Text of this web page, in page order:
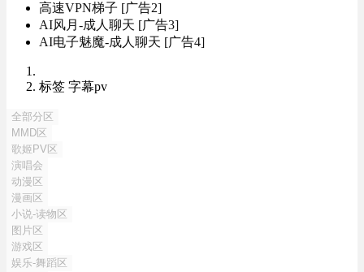
高速VPN梯子 [广告2]
AI风月-成人聊天 [广告3]
AI电子魅魔-成人聊天 [广告4]
标签 字幕pv
全部分区
MMD区
歌姬PV区
演唱会
动漫区
漫画区
小说-读物区
图片区
游戏区
娱乐-舞蹈区